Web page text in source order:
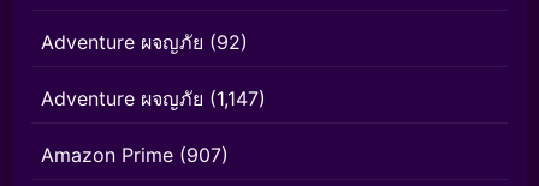
Adventure ผจญภัย (92)
Adventure ผจญภัย (1,147)
Amazon Prime (907)